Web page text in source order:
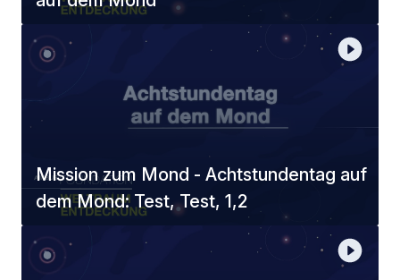
Mission zum Mond - Achtstundentag auf
dem Mond: Test, Test, 1,2